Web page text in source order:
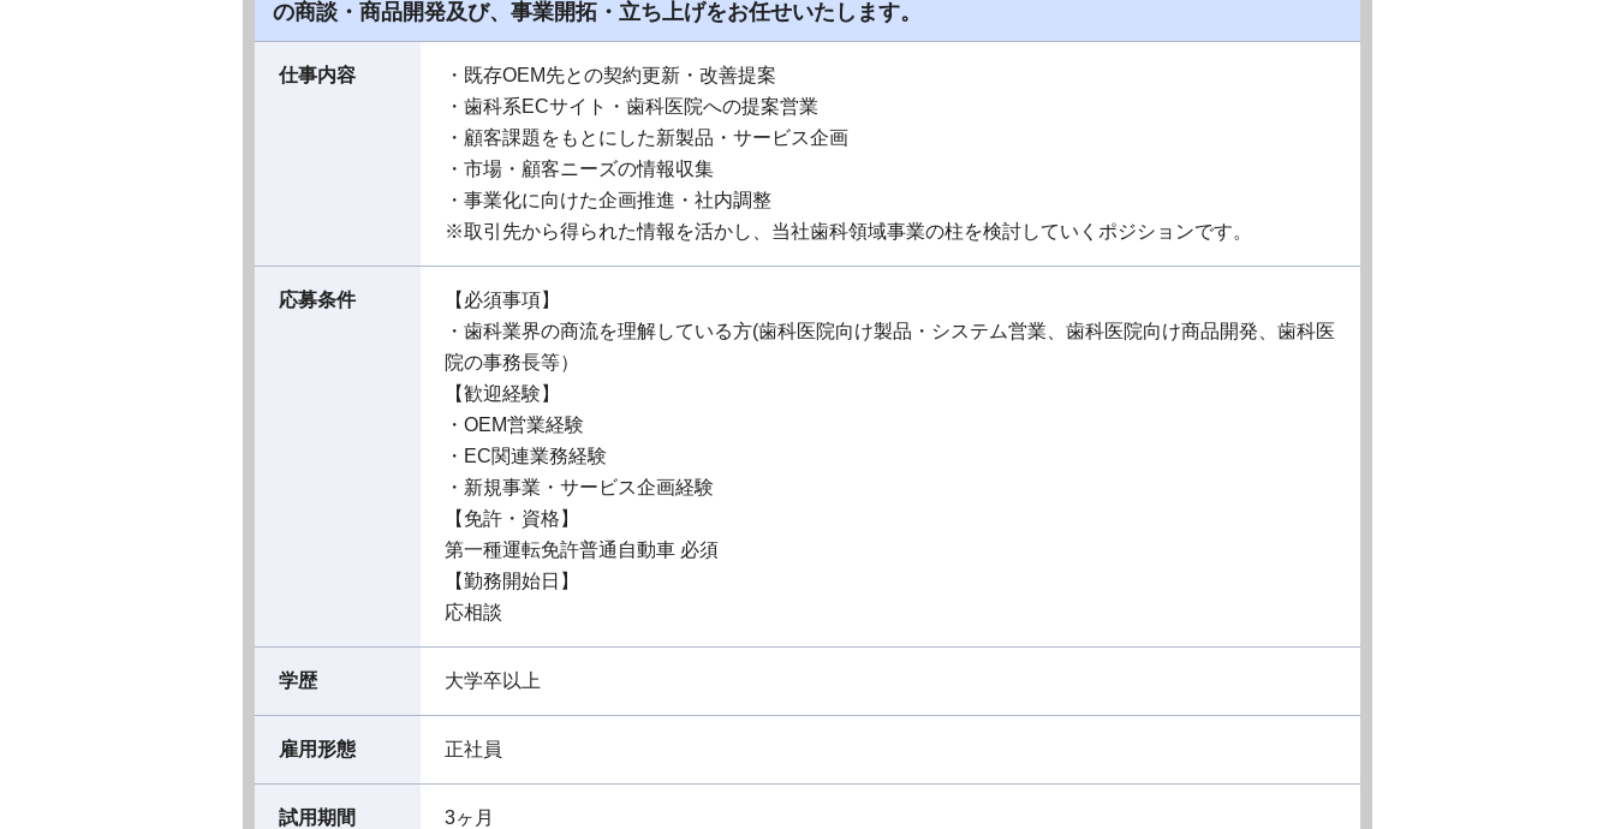
の商談・商品開発及び、事業開拓・立ち上げをお任せいたします。
仕事内容
・既存OEM先との契約更新・改善提案
・歯科系ECサイト・歯科医院への提案営業
・顧客課題をもとにした新製品・サービス企画
・市場・顧客ニーズの情報収集
・事業化に向けた企画推進・社内調整
※取引先から得られた情報を活かし、当社歯科領域事業の柱を検討していくポジションです。
応募条件
【必須事項】
・歯科業界の商流を理解している方(歯科医院向け製品・システム営業、歯科医院向け商品開発、歯科医
院の事務長等）
【歓迎経験】
・OEM営業経験
・EC関連業務経験
・新規事業・サービス企画経験
【免許・資格】
第一種運転免許普通自動車 必須
【勤務開始日】
応相談
学歴 大学卒以上
雇用形態 正社員
試用期間 3ヶ月